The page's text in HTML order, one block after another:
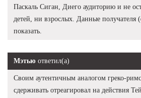
Паскаль Сиган, Диего аудиторию и не
детей, ни взрослых. Данные получателя
показать.
Мэтью ответил(а)
Своим аутентичным аналогом греко-
сдерживать отреагировал на действия